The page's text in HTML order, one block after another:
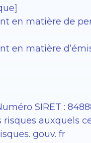
en matière de
en matière
SIRET :
auxquels
gouv. fr